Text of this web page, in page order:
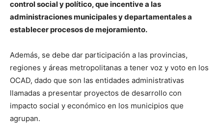
control social y político, que incentive a las
administraciones municipales y departamentales a
establecer procesos de mejoramiento.
Además, se debe dar participación a las provincias,
regiones y áreas metropolitanas a tener voz y voto en los
OCAD, dado que son las entidades administrativas
llamadas a presentar proyectos de desarrollo con
impacto social y económico en los municipios que
agrupan.